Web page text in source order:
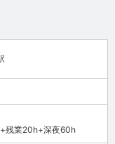
残業20h+深夜60h